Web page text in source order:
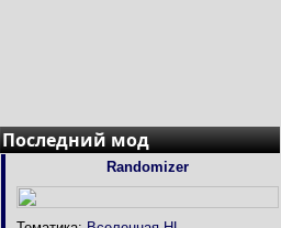
Последний мод
Randomizer